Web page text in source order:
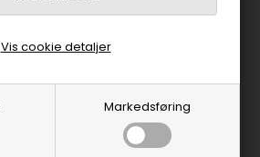
Markedsføring
Vis cookie detaljer